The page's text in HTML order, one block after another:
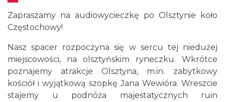
Zapraszamy na audiowycieczkę po Olsztynie koło
Częstochowy!
Nasz spacer rozpoczyna się w sercu tej niedużej
miejscowości, na olsztyńskim ryneczku. Wkrótce
poznajemy atrakcje Olsztyna, m.in. zabytkowy
kościół i wyjątkową szopkę Jana Wewióra. Wreszcie
stajemy u podnóża majestatycznych ruin